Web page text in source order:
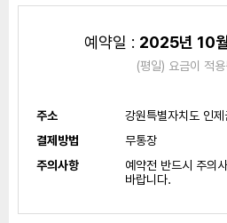
예약일 : 2025년 10
(평일) 요금이 적
주소
강원특별자치도 인
결제방법
무통장
주의사항
예약전 반드시 주의
바랍니다.